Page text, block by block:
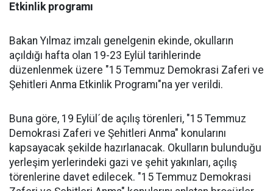
Etkinlik programı
Bakan Yılmaz imzalı genelgenin ekinde, okulların
açıldığı hafta olan 19-23 Eylül tarihlerinde
düzenlenmek üzere "15 Temmuz Demokrasi Zaferi ve
Şehitleri Anma Etkinlik Programı"na yer verildi.
Buna göre, 19 Eylül´de açılış törenleri, "15 Temmuz
Demokrasi Zaferi ve Şehitleri Anma" konularını
kapsayacak şekilde hazırlanacak. Okulların bulunduğu
yerleşim yerlerindeki gazi ve şehit yakınları, açılış
törenlerine davet edilecek. "15 Temmuz Demokrasi